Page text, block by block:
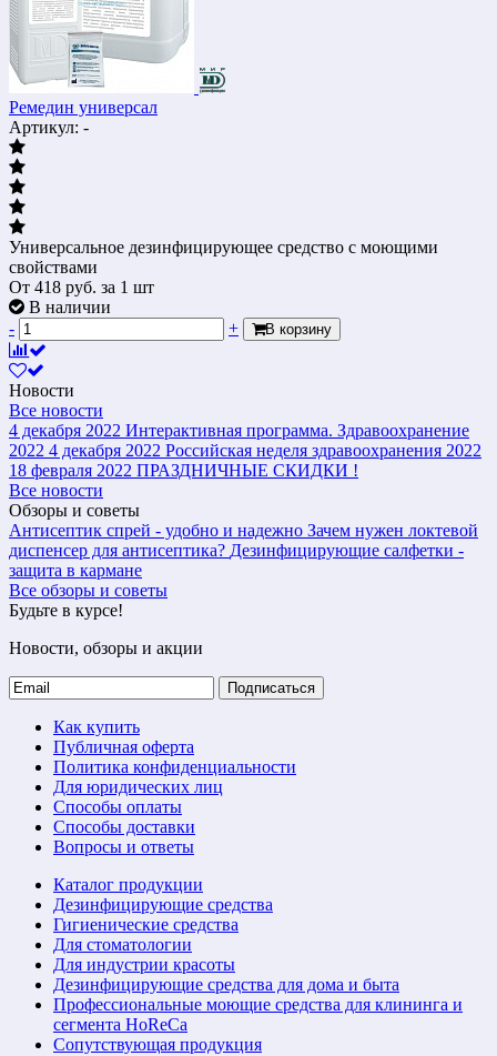
Ремедин универсал
Артикул: -
Универсальное дезинфицирующее средство с моющими
свойствами
От 418 руб. за 1 шт
В наличии
-
+ В корзину
Новости
Все новости
4 декабря 2022 Интерактивная программа. Здравоохранение
2022 4 декабря 2022 Российская неделя здравоохранения 2022
18 февраля 2022 ПРАЗДНИЧНЫЕ СКИДКИ !
Все новости
Обзоры и советы
Антисептик спрей - удобно и надежно Зачем нужен локтевой
диспенсер для антисептика? Дезинфицирующие салфетки -
защита в кармане
Все обзоры и советы
Будьте в курсе!
Новости, обзоры и акции
Подписаться
Как купить
Публичная оферта
Политика конфиденциальности
Для юридических лиц
Способы оплаты
Способы доставки
Вопросы и ответы
Каталог продукции
Дезинфицирующие средства
Гигиенические средства
Для стоматологии
Для индустрии красоты
Дезинфицирующие средства для дома и быта
Профессиональные моющие средства для клининга и
сегмента HoReCa
Сопутствующая продукция